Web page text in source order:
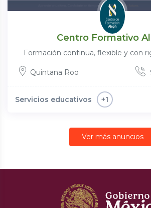
Centro Formativo
Formación continua, flexible y con
Quintana Roo
Servicios educativos +1
Ver más anuncios